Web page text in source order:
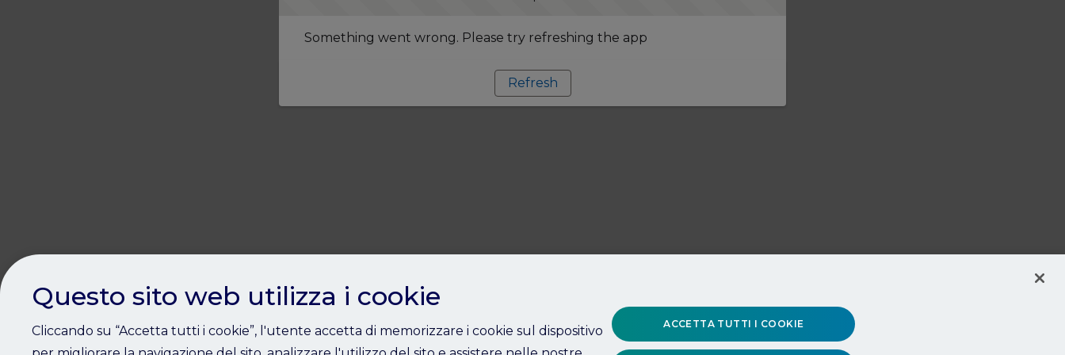
Something went wrong. Please try refreshing the app
Refresh
Questo sito web utilizza i cookie
Cliccando su “Accetta tutti i cookie”, l'utente accetta di memorizzare i cookie sul dispositivo
ACCETTA TUTTI I COOKIE